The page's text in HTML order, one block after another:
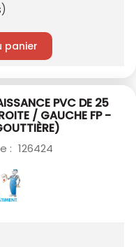
panier
PVC DE 25
/ GAUCHE FP -
: 126424